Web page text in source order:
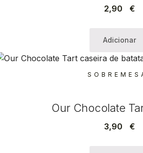
2,90 €
Adicionar
Our Chocolate
3,90 €